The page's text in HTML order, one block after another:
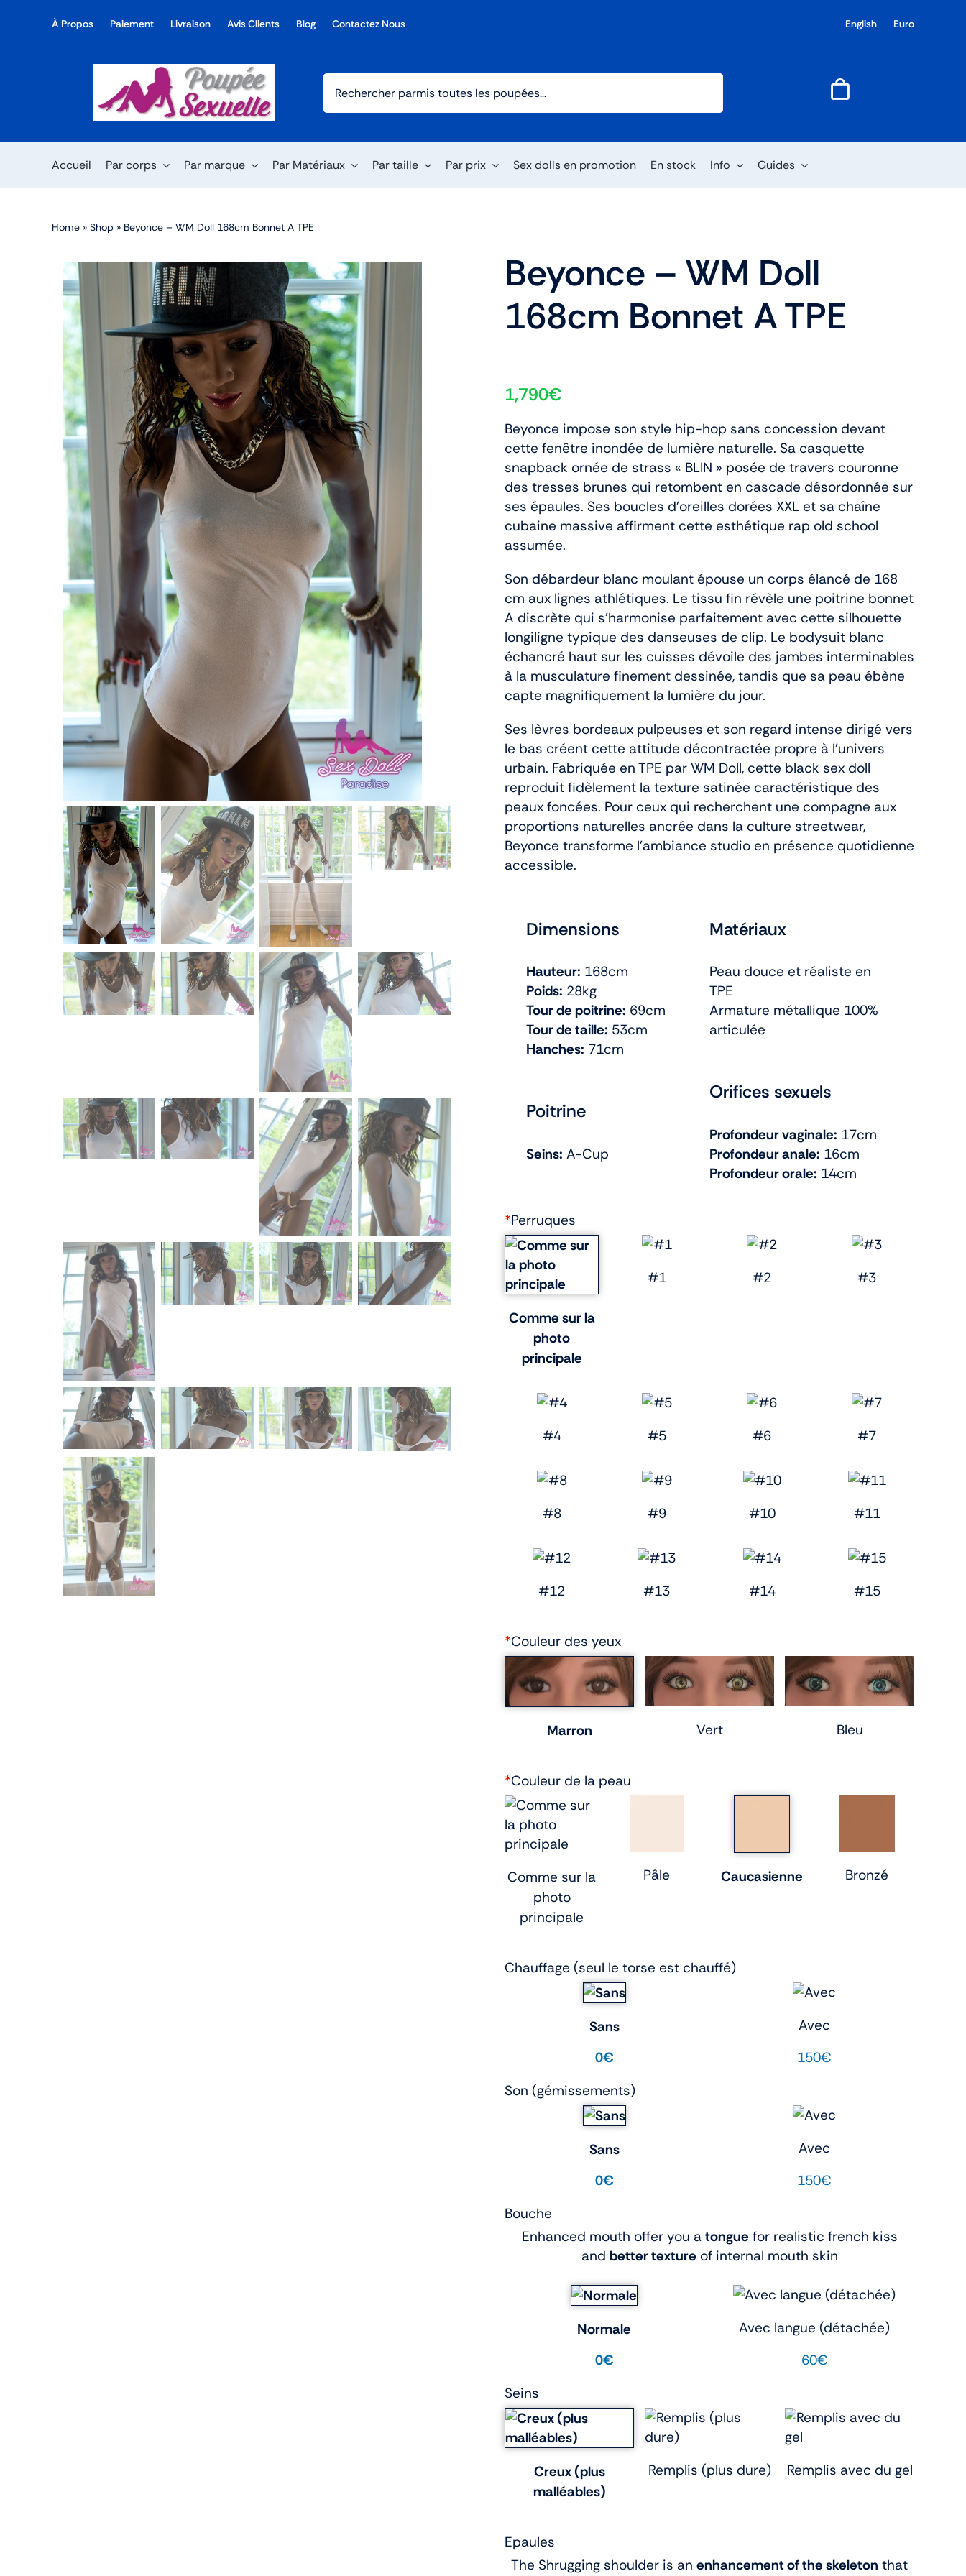
À Propos Paiement Livraison Avis Clients Blog Contactez Nous English Euro
Accueil Par corps Par marque Par Matériaux Par taille Par prix Sex dolls en promotion En stock Info Guides
Home » Shop » Beyonce – WM Doll 168cm Bonnet A TPE
Beyonce – WM Doll
168cm Bonnet A TPE
1,790€
Beyonce impose son style hip-hop sans concession devant
cette fenêtre inondée de lumière naturelle. Sa casquette
snapback ornée de strass « BLIN » posée de travers couronne
des tresses brunes qui retombent en cascade désordonnée sur
ses épaules. Ses boucles d’oreilles dorées XXL et sa chaîne
cubaine massive affirment cette esthétique rap old school
assumée.
Son débardeur blanc moulant épouse un corps élancé de 168
cm aux lignes athlétiques. Le tissu fin révèle une poitrine bonnet
A discrète qui s’harmonise parfaitement avec cette silhouette
longiligne typique des danseuses de clip. Le bodysuit blanc
échancré haut sur les cuisses dévoile des jambes interminables
à la musculature finement dessinée, tandis que sa peau ébène
capte magnifiquement la lumière du jour.
Ses lèvres bordeaux pulpeuses et son regard intense dirigé vers
le bas créent cette attitude décontractée propre à l’univers
urbain. Fabriquée en TPE par WM Doll, cette black sex doll
reproduit fidèlement la texture satinée caractéristique des
peaux foncées. Pour ceux qui recherchent une compagne aux
proportions naturelles ancrée dans la culture streetwear,
Beyonce transforme l’ambiance studio en présence quotidienne
accessible.
Dimensions
Hauteur: 168cm
Poids: 28kg
Tour de poitrine: 69cm
Tour de taille: 53cm
Hanches: 71cm
Poitrine
Seins: A-Cup
Matériaux
Peau douce et réaliste en
TPE
Armature métallique 100%
articulée
Orifices sexuels
Profondeur vaginale: 17cm
Profondeur anale: 16cm
Profondeur orale: 14cm
*Perruques
Comme sur la
photo
principale
#1 #2 #3
#4 #5 #6 #7
#8 #9 #10 #11
#12 #13 #14 #15
*Couleur des yeux
Marron Vert Bleu
*Couleur de la peau
Comme sur la
photo
principale
Pâle Caucasienne Bronzé
Chauffage (seul le torse est chauffé)
Sans
0€
Avec
150€
Son (gémissements)
Sans
0€
Avec
150€
Bouche
Enhanced mouth offer you a tongue for realistic french kiss
and better texture of internal mouth skin
Normale
0€
Avec langue (détachée)
60€
Seins
Creux (plus
malléables)
Remplis (plus dure) Remplis avec du gel
Epaules
The Shrugging shoulder is an enhancement of the skeleton that